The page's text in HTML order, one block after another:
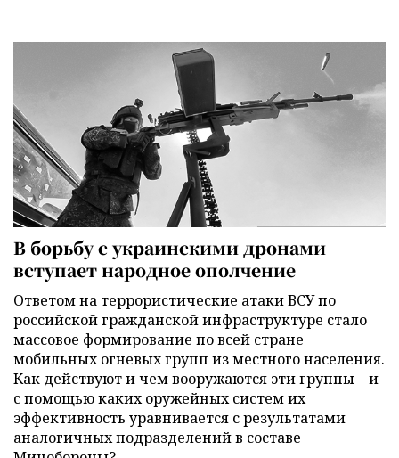
В борьбу с украинскими дронами
вступает народное ополчение
Ответом на террористические атаки ВСУ по
российской гражданской инфраструктуре стало
массовое формирование по всей стране
мобильных огневых групп из местного населения.
Как действуют и чем вооружаются эти группы – и
с помощью каких оружейных систем их
эффективность уравнивается с результатами
аналогичных подразделений в составе